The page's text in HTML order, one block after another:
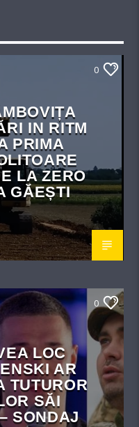
0
IN RITM
PRIMA
LA ZERO
GĂEȘTI
0
LOC
AR
TUTUROR
SĂI
SONDAJ